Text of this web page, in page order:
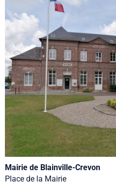
Mairie de Blainville-Crevon
Place de la Mairie